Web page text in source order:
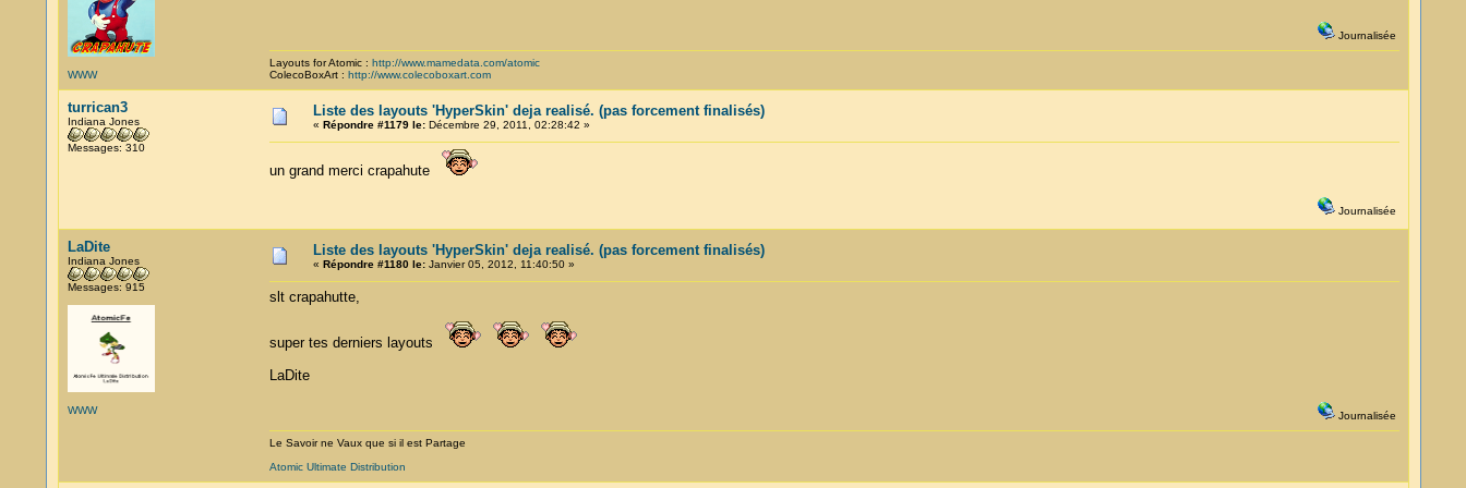
WWW
Journalisée
Layouts for Atomic : http://www.mamedata.com/atomic
ColecoBoxArt : http://www.colecoboxart.com
turrican3
Indiana Jones
Messages: 310
Liste des layouts 'HyperSkin' deja realisé. (pas forcement finalisés)
« Répondre #1179 le:Décembre 29, 2011, 02:28:42 »
un grand merci crapahute
Journalisée
LaDite
Indiana Jones
Messages: 915
WWW
Liste des layouts 'HyperSkin' deja realisé. (pas forcement finalisés)
« Répondre #1180 le:Janvier 05, 2012, 11:40:50 »
slt crapahutte,
super tes derniers layouts
LaDite
Journalisée
Le Savoir ne Vaux que si il est Partage
Atomic Ultimate Distribution